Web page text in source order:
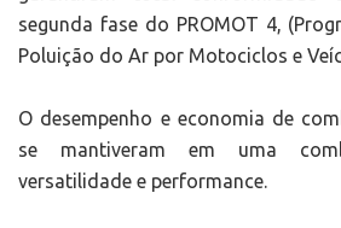
segunda fase do PROMOT 4,
Poluição do Ar por Motociclos e
O desempenho e economia de
se mantiveram em uma
versatilidade e performance.